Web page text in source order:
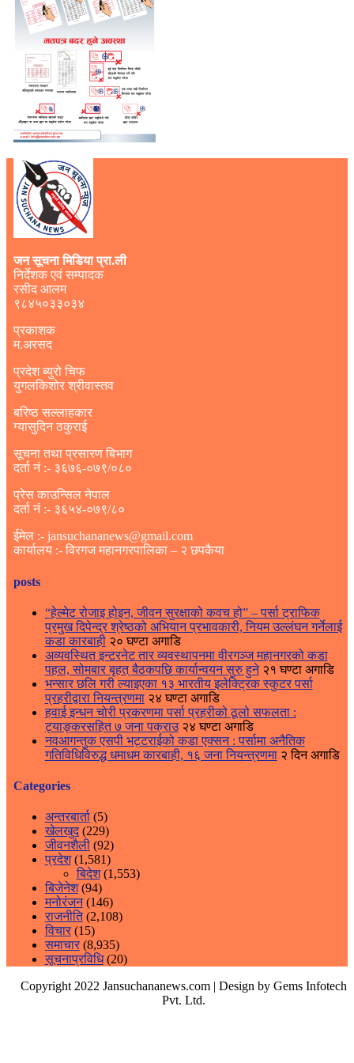
जन सूचना मिडिया प्रा.ली
निर्देशक एवं सम्पादक
रसीद आलम
९८४५०३३०३४
प्रकाशक
म.अरसद
प्रदेश ब्युरो चिफ
युगलकिशोर श्रीवास्तव
बरिष्ठ सल्लाहकार
ग्यासुदिन ठकुराई
सूचना तथा प्रसारण बिभाग
दर्ता नं :- ३६७६-०७९/०८०
प्रेस काउन्सिल नेपाल
दर्ता नं :- ३६५४-०७९/८०
ईमेल :- jansuchananews@gmail.com
कार्यालय :- विरगज महानगरपालिका – २ छपकैया
posts
“हेल्मेट रोजाइ होइन, जीवन सुरक्षाको कवच हो” – पर्सा ट्राफिक
प्रमुख दिपेन्द्र श्रेष्ठको अभियान प्रभावकारी, नियम उल्लंघन गर्नेलाई
कडा कारबाही २० घण्टा अगाडि
अव्यवस्थित इन्टरनेट तार व्यवस्थापनमा वीरगञ्ज महानगरको कडा
पहल, सोमबार बृहत् बैठकपछि कार्यान्वयन सुरु हुने २१ घण्टा अगाडि
भन्सार छलि गरी ल्याइएका १३ भारतीय इलेक्ट्रिक स्कुटर पर्सा
प्रहरीद्वारा नियन्त्रणमा २४ घण्टा अगाडि
हवाई इन्धन चोरी प्रकरणमा पर्सा प्रहरीको ठूलो सफलता :
ट्याङ्करसहित ७ जना पक्राउ २४ घण्टा अगाडि
नवआगन्तुक एसपी भट्टराईको कडा एक्सन : पर्सामा अनैतिक
गतिविधिविरुद्ध धमाधम कारबाही, १६ जना नियन्त्रणमा २ दिन अगाडि
Categories
अन्तरबार्ता(5)
खेलखुद(229)
जीवनशैली(92)
प्रदेश(1,581)
बिदेश(1,553)
बिजेनेश(94)
मनोरंजन(146)
राजनीति(2,108)
विचार(15)
समाचार(8,935)
सूचनाप्रविधि(20)
Copyright 2022 Jansuchananews.com | Design by Gems Infotech
Pvt. Ltd.